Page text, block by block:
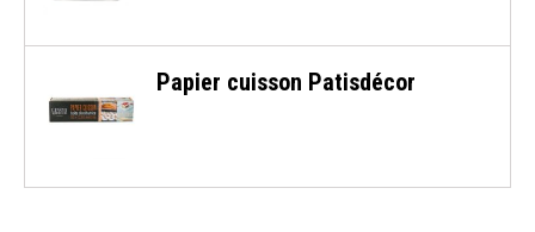
Papier cuisson Patisdécor